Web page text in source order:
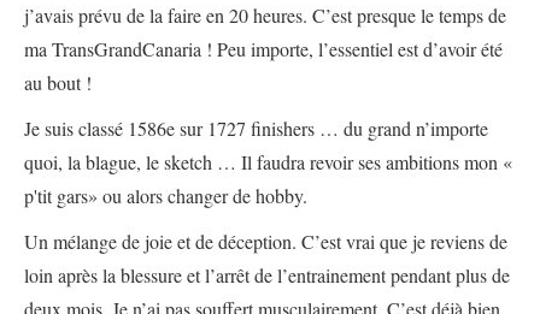
j’avais prévu de la faire en 20 heures. C’est presque le temps de
ma TransGrandCanaria ! Peu importe, l’essentiel est d’avoir été
au bout !
Je suis classé 1586e sur 1727 finishers … du grand n’importe
quoi, la blague, le sketch … Il faudra revoir ses ambitions mon «
p'tit gars» ou alors changer de hobby.
Un mélange de joie et de déception. C’est vrai que je reviens de
loin après la blessure et l’arrêt de l’entrainement pendant plus de
deux mois. Je n’ai pas souffert musculairement. C’est déjà bien.